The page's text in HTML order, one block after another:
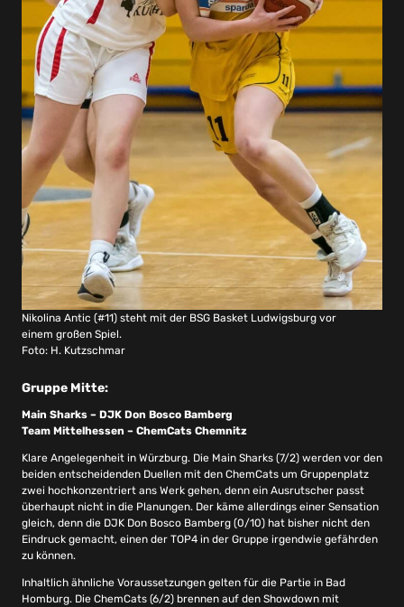
Nikolina Antic (#11) steht mit der BSG Basket Ludwigsburg vor
einem großen Spiel.
Foto: H. Kutzschmar
Gruppe Mitte:
Main Sharks – DJK Don Bosco Bamberg
Team Mittelhessen – ChemCats Chemnitz
Klare Angelegenheit in Würzburg. Die Main Sharks (7/2) werden vor den
beiden entscheidenden Duellen mit den ChemCats um Gruppenplatz
zwei hochkonzentriert ans Werk gehen, denn ein Ausrutscher passt
überhaupt nicht in die Planungen. Der käme allerdings einer Sensation
gleich, denn die DJK Don Bosco Bamberg (0/10) hat bisher nicht den
Eindruck gemacht, einen der TOP4 in der Gruppe irgendwie gefährden
zu können.
Inhaltlich ähnliche Voraussetzungen gelten für die Partie in Bad
Homburg. Die ChemCats (6/2) brennen auf den Showdown mit